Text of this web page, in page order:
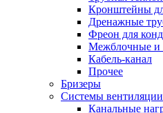
Кронштейны
Дренажные
Фреон для
Межблочные и
Кабель-канал
Прочее
Бризеры
Системы вентиляции
Канальные